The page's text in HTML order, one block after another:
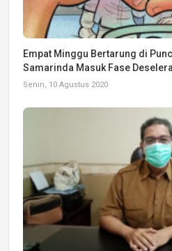
Empat Minggu Bertarung di
Samarinda Masuk Fase
Senin, 10 Agustus 2020